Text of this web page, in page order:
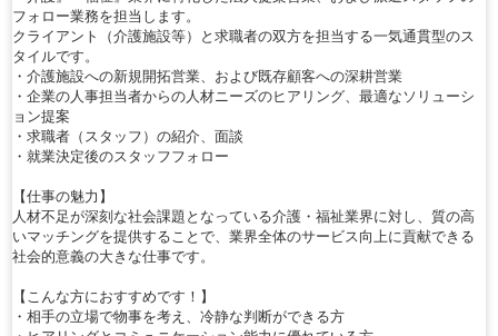
フォロー業務を担当します。
クライアント（介護施設等）と求職者の双方を担当する一気通貫型のス
タイルです。
・介護施設への新規開拓営業、および既存顧客への深耕営業
・企業の人事担当者からの人材ニーズのヒアリング、最適なソリューシ
ョン提案
・求職者（スタッフ）の紹介、面談
・就業決定後のスタッフフォロー
【仕事の魅力】
人材不足が深刻な社会課題となっている介護・福祉業界に対し、質の高
いマッチングを提供することで、業界全体のサービス向上に貢献できる
社会的意義の大きな仕事です。
【こんな方におすすめです！】
・相手の立場で物事を考え、冷静な判断ができる方